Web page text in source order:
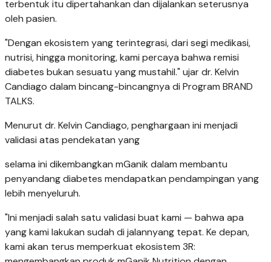
terbentuk itu dipertahankan dan dijalankan seterusnya
oleh pasien.
"Dengan ekosistem yang terintegrasi, dari segi medikasi,
nutrisi, hingga monitoring, kami percaya bahwa remisi
diabetes bukan sesuatu yang mustahil." ujar dr. Kelvin
Candiago dalam bincang-bincangnya di Program BRAND
TALKS.
Menurut dr. Kelvin Candiago, penghargaan ini menjadi
validasi atas pendekatan yang
selama ini dikembangkan mGanik dalam membantu
penyandang diabetes mendapatkan pendampingan yang
lebih menyeluruh.
"Ini menjadi salah satu validasi buat kami — bahwa apa
yang kami lakukan sudah di jalannyang tepat. Ke depan,
kami akan terus memperkuat ekosistem 3R: